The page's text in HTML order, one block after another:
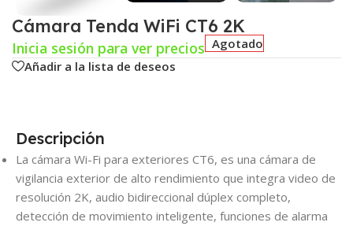
Cámara Tenda WiFi CT6 2K
Inicia sesión para ver precios Agotado
Añadir a la lista de deseos
Descripción
La cámara Wi-Fi para exteriores CT6, es una cámara de
vigilancia exterior de alto rendimiento que integra video de
resolución 2K, audio bidireccional dúplex completo,
detección de movimiento inteligente, funciones de alarma